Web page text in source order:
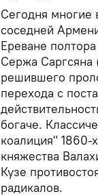
Сегодня многие
соседней
Ереване
Сержа Саргсяна
решившего
перехода с
богаче.
коалиция" 1860-
княжества
Кузе
радикалов.